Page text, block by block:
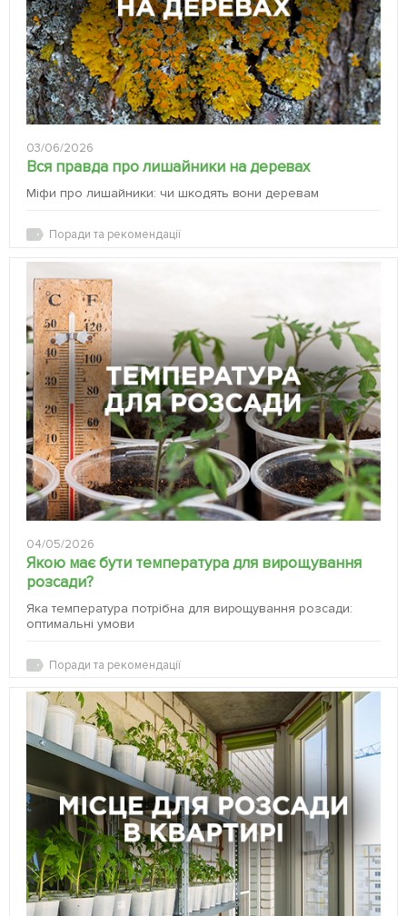
03/06/2026
Вся правда про лишайники на деревах
Міфи про лишайники: чи шкодять вони деревам
Поради та рекомендації
04/05/2026
Якою має бути температура для вирощування
розсади?
Яка температура потрібна для вирощування розсади:
оптимальні умови
Поради та рекомендації